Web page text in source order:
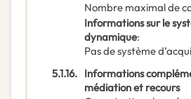
Nombre maximal de
Informations sur le
dynamique:
Pas de système
5.1.16. Informations
médiation et recours